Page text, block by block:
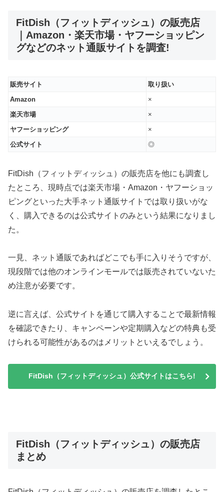
FitDish（フィットディッシュ）の販売店
｜Amazon・楽天市場・ヤフーショッピン
グなどのネット通販サイトを調査!
販売サイト
取り扱い
Amazon
×
楽天市場
×
ヤフーショッピング
×
公式サイト
◎
FitDish（フィットディッシュ）の販売店を他にも調査し
たところ、現時点では楽天市場・Amazon・ヤフーショッ
ピングといった大手ネット通販サイトでは取り扱いがな
く、購入できるのは公式サイトのみという結果になりまし
た。
一見、ネット通販であればどこでも手に入りそうですが、
現段階では他のオンラインモールでは販売されていないた
め注意が必要です。
逆に言えば、公式サイトを通じて購入することで最新情報
を確認できたり、キャンペーンや定期購入などの特典も受
けられる可能性があるのはメリットといえるでしょう。
FitDish（フィットディッシュ）公式サイトはこちら!
FitDish（フィットディッシュ）の販売店
まとめ